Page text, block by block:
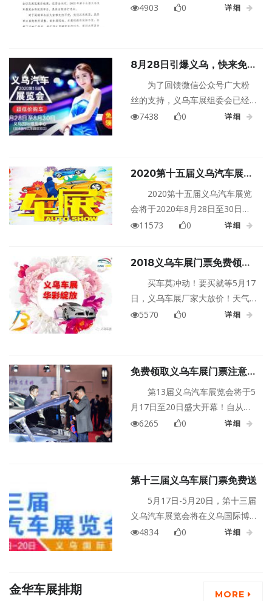
及展览展示效果，组委会决定，
4903 0 详细
8月28日引爆义乌，快来免费
领义乌车展门票啦！
为了回馈微信公众号广大粉
丝的支持，义乌车展组委会已经
会开启免费门票领取活动，点击
你身边的小伙伴，8月28日-30
日，义乌国际博览中心，一起来
赏豪车、看美女、吃美食，畅玩
一整天！
7438 0 详细
2020第十五届义乌汽车展览
2020第十五届义乌汽车展览
会将于2020年8月28日至30日在
浙江金华义乌国际博览中心（义
11573 0 详细
2018义乌车展门票免费领，
还不来抢！
买车莫冲动！要买就等5月17
日，义乌车展厂家大放价！天气
渐暖！小伙伴们买车的心也开始
喽！第十三届义乌车展门票免费
送！免费送！免费送！
5570 0 详细
免费领取义乌车展门票注意事
第13届义乌汽车展览会将于5
月17日至20日盛大开幕！自从推
出了“义乌车展门票免费领”受到了
6265 0 详细
第十三届义乌车展门票免费送
5月17日-5月20日，第十三届
义乌汽车展览会将在义乌国际博
览中心隆重举行！义乌车展门票
4834 0 详细
金华车展排期 MORE